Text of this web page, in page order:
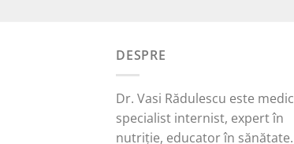
DESPRE
Dr. Vasi Rădulescu este medic
specialist internist, expert în
nutriție, educator în sănătate.